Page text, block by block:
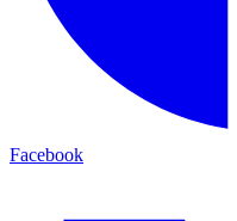
Facebook